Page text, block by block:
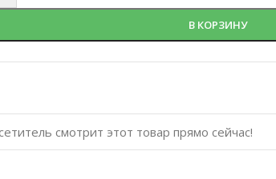
В КОРЗИНУ
смотрит этот товар прямо сейчас!